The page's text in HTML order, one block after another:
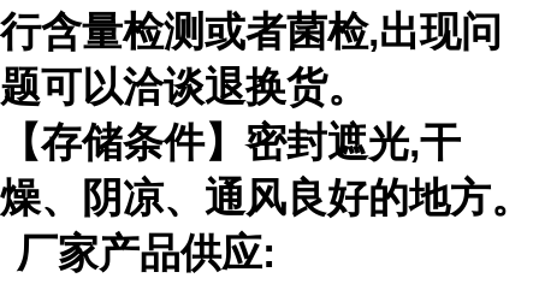
行含量检测或者菌检,出现问
题可以洽谈退换货。
【存储条件】密封遮光,干
燥、阴凉、通风良好的地方。
厂家产品供应: